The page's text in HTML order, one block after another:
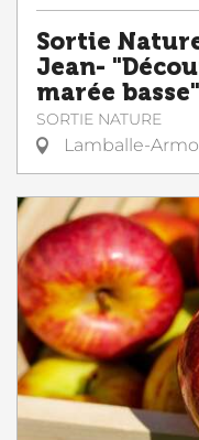
Sortie
Jean-
marée basse"
SORTIE NATURE
Lamballe-